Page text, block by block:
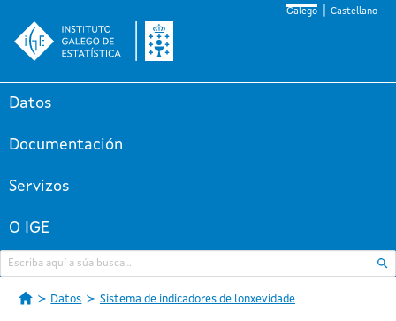
Galego Castellano
Datos
Documentación
Servizos
O IGE
Datos Sistema de indicadores de lonxevidade